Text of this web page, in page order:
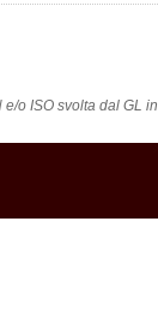
o ISO svolta dal GL in